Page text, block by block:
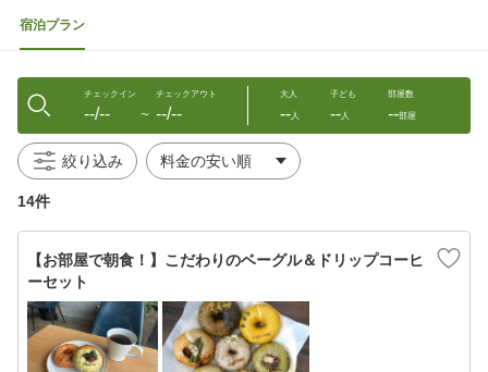
宿泊プラン
チェックイン
--/-- 〜
チェックアウト
--/--
大人
--人
子ども
--人
部屋数
--部屋
絞り込み
14件
【お部屋で朝食！】こだわりのベーグル＆ドリップコーヒ
ーセット